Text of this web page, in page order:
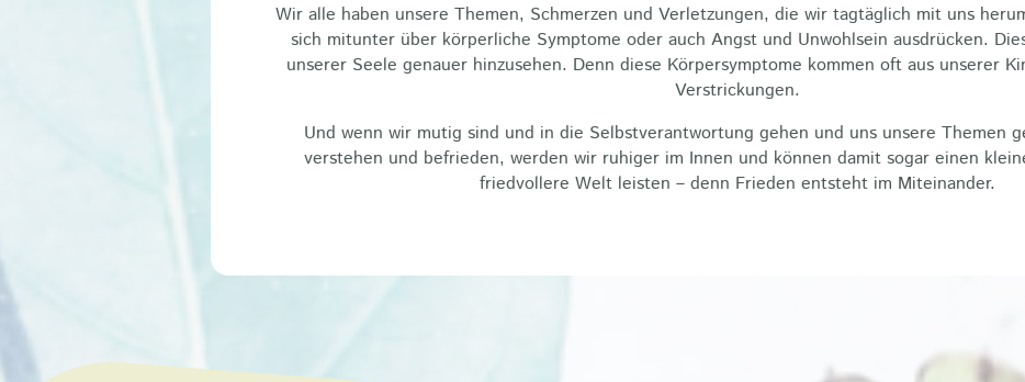
Wir alle haben unsere Themen, Schmerzen und Verletzungen, die wir tagtäglich mit uns
sich mitunter über körperliche Symptome oder auch Angst und Unwohlsein ausdrücken.
unserer Seele genauer hinzusehen. Denn diese Körpersymptome kommen oft aus unserer
Verstrickungen.
Und wenn wir mutig sind und in die Selbstverantwortung gehen und uns unsere Themen
verstehen und befrieden, werden wir ruhiger im Innen und können damit sogar einen
friedvollere Welt leisten – denn Frieden entsteht im Miteinander.